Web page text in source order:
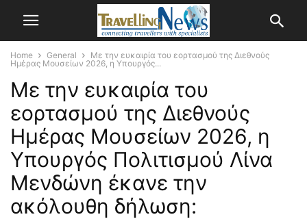
Home General
Με την ευκαιρία του εορτασμού της Διεθνούς
Ημέρας Μουσείων 2026, η Υπουργός...
Με την ευκαιρία του
εορτασμού της Διεθνούς
Ημέρας Μουσείων 2026, η
Υπουργός Πολιτισμού Λίνα
Μενδώνη έκανε την
ακόλουθη δήλωση: